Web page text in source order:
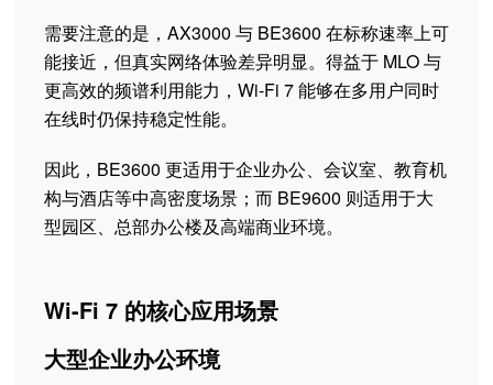
需要注意的是，AX3000 与 BE3600 在标称速率上可
能接近，但真实网络体验差异明显。得益于 MLO 与
更高效的频谱利用能力，Wi-Fi 7 能够在多用户同时
在线时仍保持稳定性能。
因此，BE3600 更适用于企业办公、会议室、教育机
构与酒店等中高密度场景；而 BE9600 则适用于大
型园区、总部办公楼及高端商业环境。
Wi-Fi 7 的核心应用场景
大型企业办公环境